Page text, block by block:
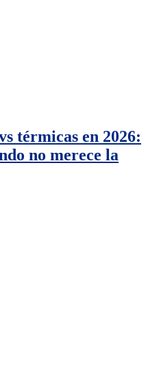
térmicas en 2026:
no merece la